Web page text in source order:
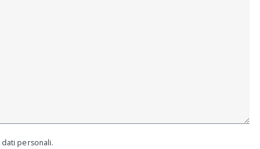
personali.